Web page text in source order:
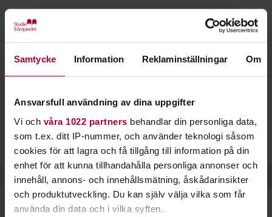
Samtycke Information Reklaminställningar Om
Ansvarsfull användning av dina uppgifter
Vi och våra 1022 partners behandlar din personliga data,
som t.ex. ditt IP-nummer, och använder teknologi såsom
cookies för att lagra och få tillgång till information på din
enhet för att kunna tillhandahålla personliga annonser och
innehåll, annons- och innehållsmätning, åskådarinsikter
och produktutveckling. Du kan själv välja vilka som får
använda din data och i vilka syften.
Vi arrangerar Nemis på många klubbar och festivaler runt
om i landet. Bland annat på
Sweden Rock Festival,
Subkultfestivalen,Muskelrock,Rock Stage
MalmöfestivalenochDitt kvarter.
hos Studiefrämjandet.
Läs mer på Nemis webbsida!